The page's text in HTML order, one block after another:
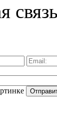
связь